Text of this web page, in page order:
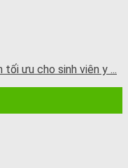
tối ưu cho sinh viên y ...